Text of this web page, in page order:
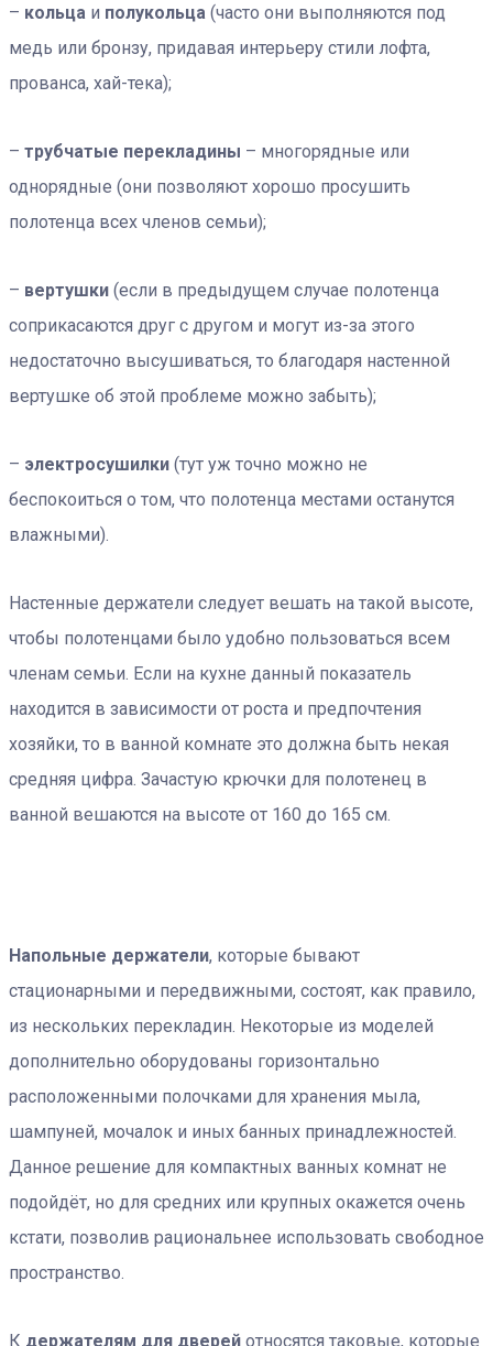
– кольца и полукольца (часто они выполняются под
медь или бронзу, придавая интерьеру стили лофта,
прованса, хай-тека);
– трубчатые перекладины – многорядные или
однорядные (они позволяют хорошо просушить
полотенца всех членов семьи);
– вертушки (если в предыдущем случае полотенца
соприкасаются друг с другом и могут из-за этого
недостаточно высушиваться, то благодаря настенной
вертушке об этой проблеме можно забыть);
– электросушилки (тут уж точно можно не
беспокоиться о том, что полотенца местами останутся
влажными).
Настенные держатели следует вешать на такой высоте,
чтобы полотенцами было удобно пользоваться всем
членам семьи. Если на кухне данный показатель
находится в зависимости от роста и предпочтения
хозяйки, то в ванной комнате это должна быть некая
средняя цифра. Зачастую крючки для полотенец в
ванной вешаются на высоте от 160 до 165 см.
Напольные держатели, которые бывают
стационарными и передвижными, состоят, как правило,
из нескольких перекладин. Некоторые из моделей
дополнительно оборудованы горизонтально
расположенными полочками для хранения мыла,
шампуней, мочалок и иных банных принадлежностей.
Данное решение для компактных ванных комнат не
подойдёт, но для средних или крупных окажется очень
кстати, позволив рациональнее использовать свободное
пространство.
К держателям для дверей относятся таковые, которые